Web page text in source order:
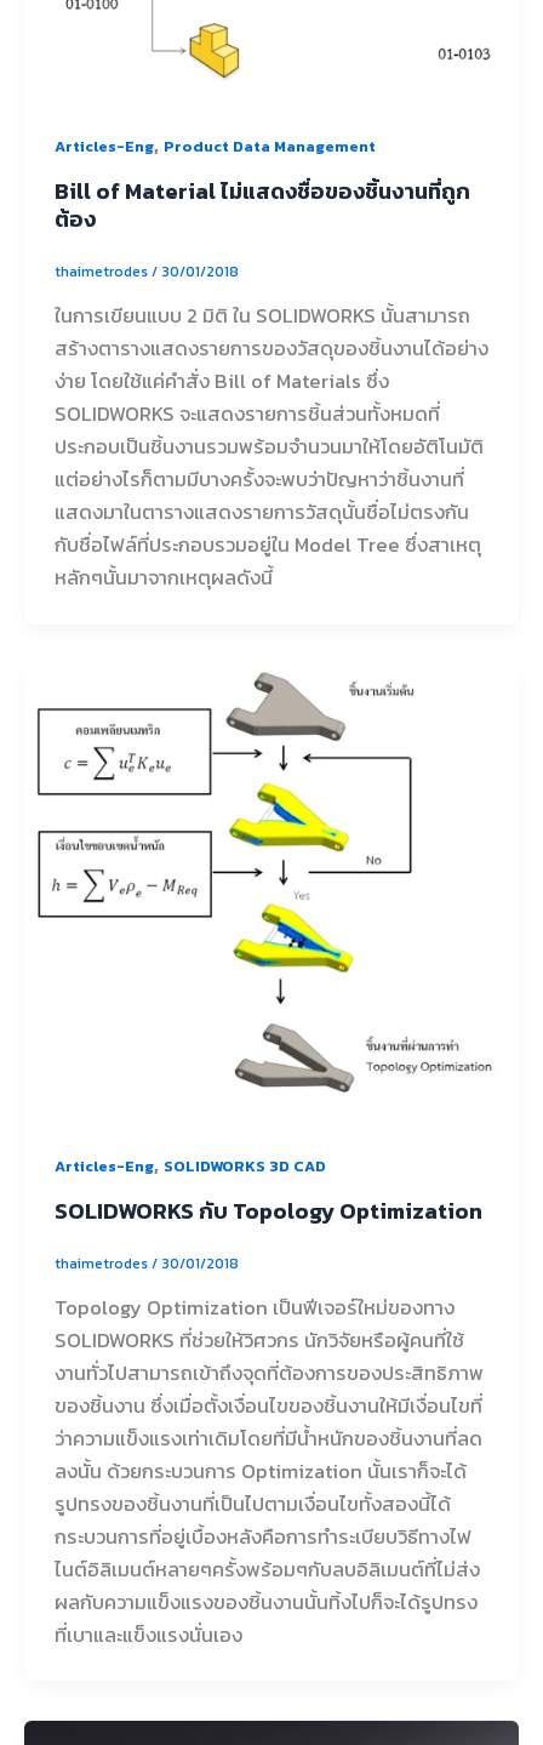
Articles-Eng, Product Data Management
Bill of Material ไม่แสดงชื่อของชิ้นงานที่ถูก
ต้อง
thaimetrodes/ 30/01/2018
ในการเขียนแบบ 2 มิติ ใน SOLIDWORKS นั้นสามารถ
สร้างตารางแสดงรายการของวัสดุของชิ้นงานได้อย่าง
ง่าย โดยใช้แค่คำสั่ง Bill of Materials ซึ่ง
SOLIDWORKS จะแสดงรายการชิ้นส่วนทั้งหมดที่
ประกอบเป็นชิ้นงานรวมพร้อมจำนวนมาให้โดยอัติโนมัติ
แต่อย่างไรก็ตามมีบางครั้งจะพบว่าปัญหาว่าชิ้นงานที่
แสดงมาในตารางแสดงรายการวัสดุนั้นชื่อไม่ตรงกัน
กับชื่อไฟล์ที่ประกอบรวมอยู่ใน Model Tree ซึ่งสาเหตุ
หลักๆนั้นมาจากเหตุผลดังนี้
Articles-Eng, SOLIDWORKS 3D CAD
SOLIDWORKS กับ Topology Optimization
thaimetrodes/ 30/01/2018
Topology Optimization เป็นฟีเจอร์ใหม่ของทาง
SOLIDWORKS ที่ช่วยให้วิศวกร นักวิจัยหรือผู้คนที่ใช้
งานทั่วไปสามารถเข้าถึงจุดที่ต้องการของประสิทธิภาพ
ของชิ้นงาน ซึ่งเมื่อตั้งเงื่อนไขของชิ้นงานให้มีเงื่อนไขที่
ว่าความแข็งแรงเท่าเดิมโดยที่มีน้ำหนักของชิ้นงานที่ลด
ลงนั้น ด้วยกระบวนการ Optimization นั้นเราก็จะได้
รูปทรงของชิ้นงานที่เป็นไปตามเงื่อนไขทั้งสองนี้ได้
กระบวนการที่อยู่เบื้องหลังคือการทำระเบียบวิธีทางไฟ
ไนต์อิลิเมนต์หลายๆครั้งพร้อมๆกับลบอิลิเมนต์ที่ไม่ส่ง
ผลกับความแข็งแรงของชิ้นงานนั้นทิ้งไปก็จะได้รูปทรง
ที่เบาและแข็งแรงนั่นเอง